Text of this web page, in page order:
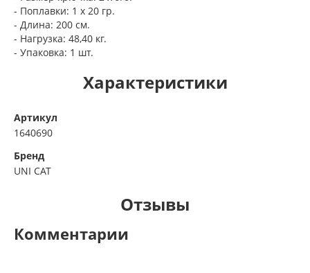
- Поплавки: 1 х 20 гр.
- Длина: 200 см.
- Нагрузка: 48,40 кг.
- Упаковка: 1 шт.
Характеристики
Артикул
1640690
Бренд
UNI CAT
Отзывы
Комментарии